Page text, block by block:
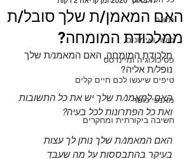
תזונה
כושר ואימונים
פסיכולוגיה ומיינדסט
טיפים שיעשו לכם חיים קלים
מאמני כושר
חשיבה ביקורתית ומחקרים
האם המאמן/ת שלך סובל/ת
ממלכודת המומחה?
מלכודת המומחה, האם המאמנ/ת שלך
נופל/ת אליה?⁣
האם למאמנ/ת שלך יש את כל התשובות
ואת כל הפתרונות לכל בעיה?⁣
האם המאמנ/ת שלך נותן לך עצות
בעיקר בהתבססות על מה שעבד